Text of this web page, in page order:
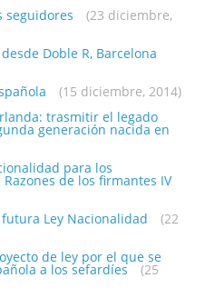
seguidores
(23 diciembre,
Doble R, Barcelona
(15 diciembre, 2014)
trasmitir el legado
generación nacida en
para los
de los firmantes IV
Ley Nacionalidad
(22
de ley por el que se
a los sefardíes (25